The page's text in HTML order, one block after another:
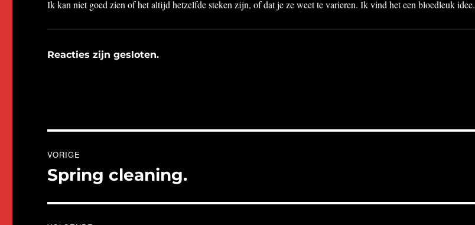
Ik kan niet goed zien of het altijd hetzelfde steken zijn, of dat je ze weet te varieren. Ik vind het een bloedleuk idee.
Reacties zijn gesloten.
navigatie
VORIGE
Vorig
bericht:
Spring cleaning.